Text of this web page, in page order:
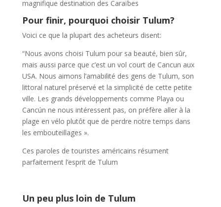
magnifique destination des Caraïbes
Pour finir, pourquoi choisir Tulum?
Voici ce que la plupart des acheteurs disent:
“Nous avons choisi Tulum pour sa beauté, bien sûr,
mais aussi parce que c’est un vol court de Cancun aux
USA. Nous aimons l’amabilité des gens de Tulum, son
littoral naturel préservé et la simplicité de cette petite
ville. Les grands développements comme Playa ou
Cancún ne nous intéressent pas, on préfère aller à la
plage en vélo plutôt que de perdre notre temps dans
les embouteillages ».
Ces paroles de touristes américains résument
parfaitement l’esprit de Tulum
Un peu plus loin de Tulum